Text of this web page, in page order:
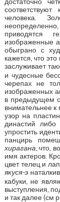
человека.
приводятся
изображенные
обыграно с
кажется, что
заслуживает
и чудесные
черепах не
изображенных
в предыдущем
внимательнее
узор на
династий
упростить
панцирь
хирагана , что,
имя актеров.
цвет телец и
якуся-э
кабуки, не
выступления,
и так далее (см